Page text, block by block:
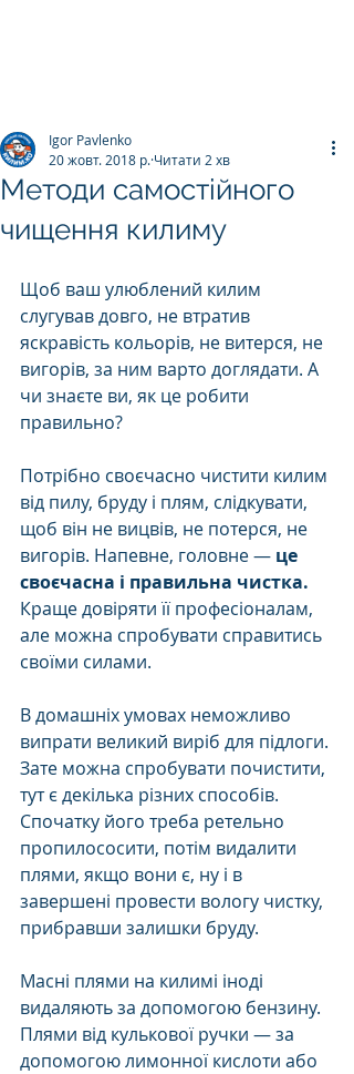
Методи самостійного
чищення килиму
Igor Pavlenko
20 жовт. 2018 р. Читати 2 хв
Щоб ваш улюблений килим
слугував довго, не втратив
яскравість кольорів, не витерся, не
вигорів, за ним варто доглядати. А
чи знаєте ви, як це робити
правильно?
Потрібно своєчасно чистити килим
від пилу, бруду і плям, слідкувати,
щоб він не вицвів, не потерся, не
вигорів. Напевне, головне — це
своєчасна і правильна чистка.
Краще довіряти її професіоналам,
але можна спробувати справитись
своїми силами.
В домашніх умовах неможливо
випрати великий виріб для підлоги.
Зате можна спробувати почистити,
тут є декілька різних способів.
Спочатку його треба ретельно
пропилососити, потім видалити
плями, якщо вони є, ну і в
завершені провести вологу чистку,
прибравши залишки бруду.
Масні плями на килимі іноді
видаляють за допомогою бензину.
Плями від кулькової ручки — за
допомогою лимонної кислоти або